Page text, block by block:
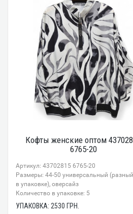
Кофты женские оптом
6765-20
Артикул: 43702815 6765-20
Размеры: 44-50 универсальный
в упаковке), оверсайз
Количество в упаковке: 5
УПАКОВКА: 2530 ГРН.